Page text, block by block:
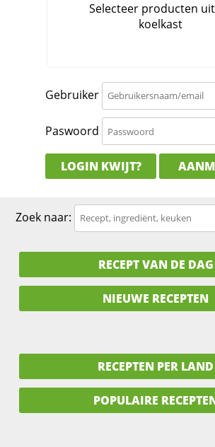
Gebruiker
Paswoord
LOGIN KWIJT?
Zoek naar:
RECEPT VAN DE DAG
NIEUWE RECEPTEN
RECEPTEN PER LAND
POPULAIRE